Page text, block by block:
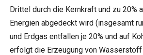
Drittel durch die Kernkraft und zu 20%
Energien abgedeckt wird (insgesamt
und Erdgas entfallen je 20% und auf
erfolgt die Erzeugung von